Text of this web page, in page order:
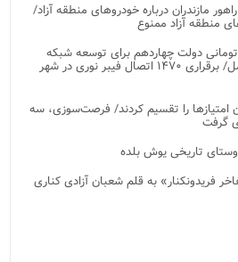
مازندران درباره خودروهای منطقه آزاد/
منطقه آزاد ممنوع
۱۸۰ میلیارد تومانی دولت چهاردهم برای توسعه شبکه
تلفن همراه و فیبر نوری در آمل/ برقراری ۱۴۷۰ اتصال فیبر نوری در شهر
را تقسیم کردند/ فرصت‌سوزی، سه
گرفت
تاریخی یوش بلده
فریدونکنار» به قلم شعبان آزادی کناری